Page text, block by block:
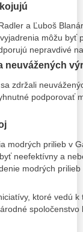
a Ľuboš
môžu byť
nepravdivé
neuvážených
zdržali
podporovať
modrých prilieb v
neefektívny a
modrých
ktoré vedú
spoločenstvo